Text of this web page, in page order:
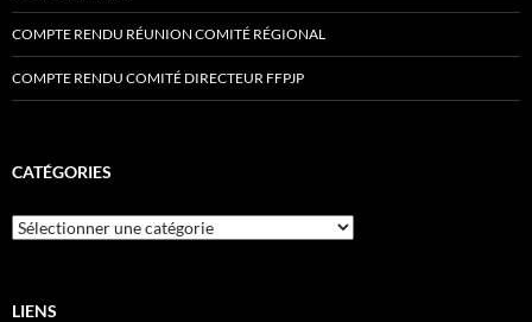
COMPTE RENDU RÉUNION COMITÉ RÉGIONAL
COMPTE RENDU COMITÉ DIRECTEUR FFPJP
CATÉGORIES
Catégories
LIENS